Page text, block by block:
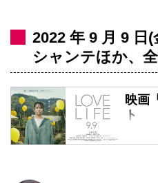
2022 年 9 月 9 日
シャンテほか、
映画
ト
主演